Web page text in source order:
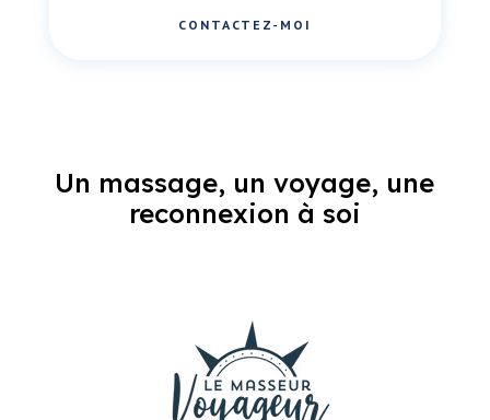
CONTACTEZ-MOI
Un massage, un voyage, une
reconnexion à soi